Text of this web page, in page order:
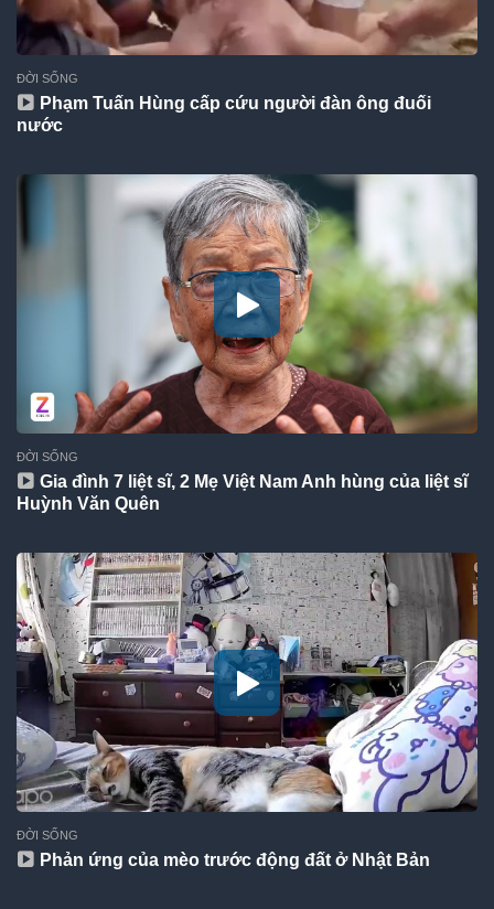
ĐỜI SỐNG
Phạm Tuấn Hùng cấp cứu người đàn ông đuối
nước
ĐỜI SỐNG
Gia đình 7 liệt sĩ, 2 Mẹ Việt Nam Anh hùng của liệt sĩ
Huỳnh Văn Quên
ĐỜI SỐNG
Phản ứng của mèo trước động đất ở Nhật Bản